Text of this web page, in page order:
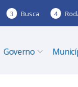
3 Busca 4
Governo